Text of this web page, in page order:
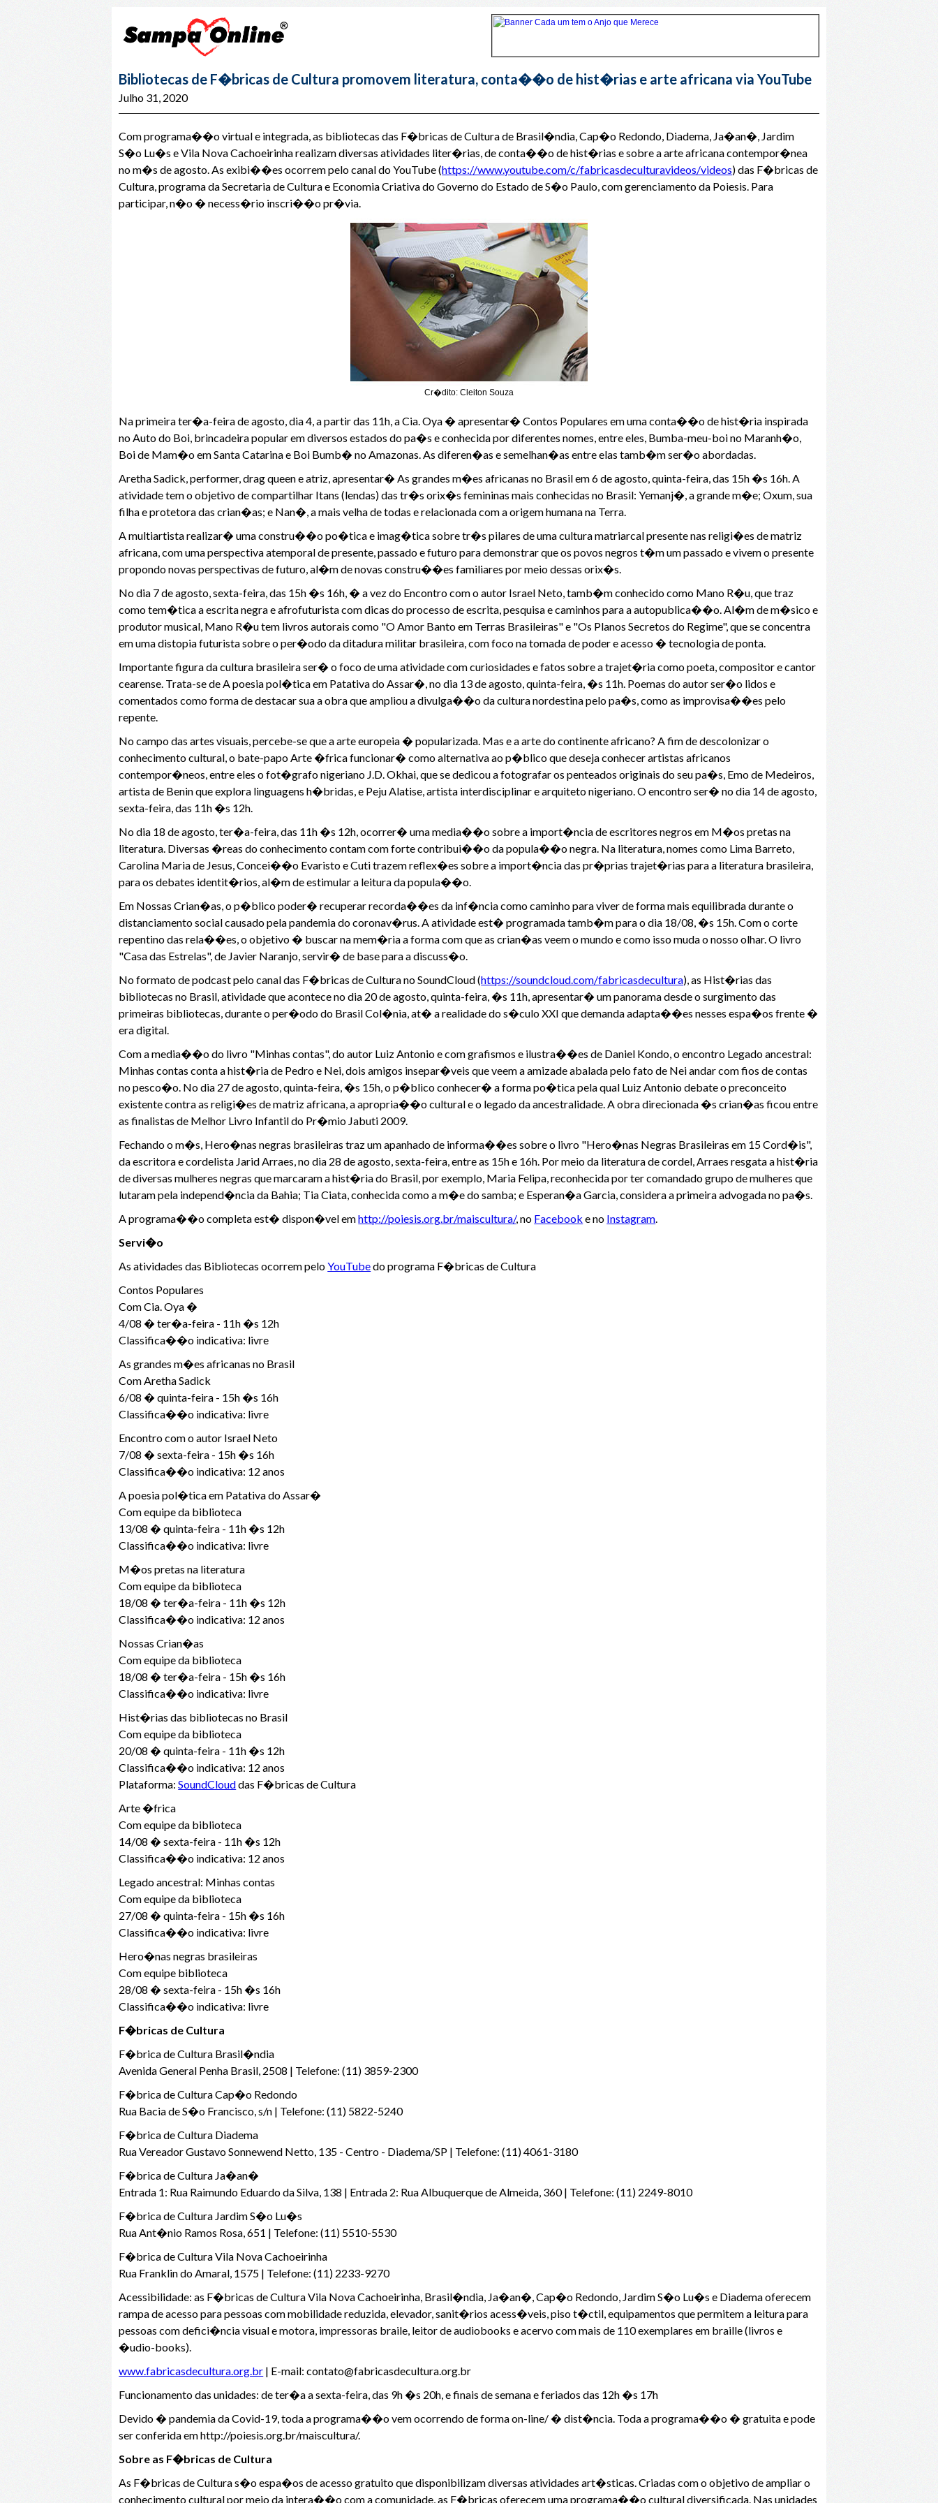
Bibliotecas de F�bricas de Cultura promovem literatura, conta��o de hist�rias e arte africana via YouTube
Julho 31, 2020
Com programa��o virtual e integrada, as bibliotecas das F�bricas de Cultura de Brasil�ndia, Cap�o Redondo, Diadema, Ja�an�, Jardim
S�o Lu�s e Vila Nova Cachoeirinha realizam diversas atividades liter�rias, de conta��o de hist�rias e sobre a arte africana contempor�nea
no m�s de agosto. As exibi��es ocorrem pelo canal do YouTube (https://www.youtube.com/c/fabricasdeculturavideos/videos) das F�bricas de
Cultura, programa da Secretaria de Cultura e Economia Criativa do Governo do Estado de S�o Paulo, com gerenciamento da Poiesis. Para
participar, n�o � necess�rio inscri��o pr�via.
Cr�dito: Cleiton Souza
Na primeira ter�a-feira de agosto, dia 4, a partir das 11h, a Cia. Oya � apresentar� Contos Populares em uma conta��o de hist�ria inspirada
no Auto do Boi, brincadeira popular em diversos estados do pa�s e conhecida por diferentes nomes, entre eles, Bumba-meu-boi no Maranh�o,
Boi de Mam�o em Santa Catarina e Boi Bumb� no Amazonas. As diferen�as e semelhan�as entre elas tamb�m ser�o abordadas.
Aretha Sadick, performer, drag queen e atriz, apresentar� As grandes m�es africanas no Brasil em 6 de agosto, quinta-feira, das 15h �s 16h. A
atividade tem o objetivo de compartilhar Itans (lendas) das tr�s orix�s femininas mais conhecidas no Brasil: Yemanj�, a grande m�e; Oxum, sua
filha e protetora das crian�as; e Nan�, a mais velha de todas e relacionada com a origem humana na Terra.
A multiartista realizar� uma constru��o po�tica e imag�tica sobre tr�s pilares de uma cultura matriarcal presente nas religi�es de matriz
africana, com uma perspectiva atemporal de presente, passado e futuro para demonstrar que os povos negros t�m um passado e vivem o presente
propondo novas perspectivas de futuro, al�m de novas constru��es familiares por meio dessas orix�s.
No dia 7 de agosto, sexta-feira, das 15h �s 16h, � a vez do Encontro com o autor Israel Neto, tamb�m conhecido como Mano R�u, que traz
como tem�tica a escrita negra e afrofuturista com dicas do processo de escrita, pesquisa e caminhos para a autopublica��o. Al�m de m�sico e
produtor musical, Mano R�u tem livros autorais como "O Amor Banto em Terras Brasileiras" e "Os Planos Secretos do Regime", que se concentra
em uma distopia futurista sobre o per�odo da ditadura militar brasileira, com foco na tomada de poder e acesso � tecnologia de ponta.
Importante figura da cultura brasileira ser� o foco de uma atividade com curiosidades e fatos sobre a trajet�ria como poeta, compositor e cantor
cearense. Trata-se de A poesia pol�tica em Patativa do Assar�, no dia 13 de agosto, quinta-feira, �s 11h. Poemas do autor ser�o lidos e
comentados como forma de destacar sua a obra que ampliou a divulga��o da cultura nordestina pelo pa�s, como as improvisa��es pelo
repente.
No campo das artes visuais, percebe-se que a arte europeia � popularizada. Mas e a arte do continente africano? A fim de descolonizar o
conhecimento cultural, o bate-papo Arte �frica funcionar� como alternativa ao p�blico que deseja conhecer artistas africanos
contempor�neos, entre eles o fot�grafo nigeriano J.D. Okhai, que se dedicou a fotografar os penteados originais do seu pa�s, Emo de Medeiros,
artista de Benin que explora linguagens h�bridas, e Peju Alatise, artista interdisciplinar e arquiteto nigeriano. O encontro ser� no dia 14 de agosto,
sexta-feira, das 11h �s 12h.
No dia 18 de agosto, ter�a-feira, das 11h �s 12h, ocorrer� uma media��o sobre a import�ncia de escritores negros em M�os pretas na
literatura. Diversas �reas do conhecimento contam com forte contribui��o da popula��o negra. Na literatura, nomes como Lima Barreto,
Carolina Maria de Jesus, Concei��o Evaristo e Cuti trazem reflex�es sobre a import�ncia das pr�prias trajet�rias para a literatura brasileira,
para os debates identit�rios, al�m de estimular a leitura da popula��o.
Em Nossas Crian�as, o p�blico poder� recuperar recorda��es da inf�ncia como caminho para viver de forma mais equilibrada durante o
distanciamento social causado pela pandemia do coronav�rus. A atividade est� programada tamb�m para o dia 18/08, �s 15h. Com o corte
repentino das rela��es, o objetivo � buscar na mem�ria a forma com que as crian�as veem o mundo e como isso muda o nosso olhar. O livro
"Casa das Estrelas", de Javier Naranjo, servir� de base para a discuss�o.
No formato de podcast pelo canal das F�bricas de Cultura no SoundCloud (https://soundcloud.com/fabricasdecultura), as Hist�rias das
bibliotecas no Brasil, atividade que acontece no dia 20 de agosto, quinta-feira, �s 11h, apresentar� um panorama desde o surgimento das
primeiras bibliotecas, durante o per�odo do Brasil Col�nia, at� a realidade do s�culo XXI que demanda adapta��es nesses espa�os frente �
era digital.
Com a media��o do livro "Minhas contas", do autor Luiz Antonio e com grafismos e ilustra��es de Daniel Kondo, o encontro Legado ancestral:
Minhas contas conta a hist�ria de Pedro e Nei, dois amigos insepar�veis que veem a amizade abalada pelo fato de Nei andar com fios de contas
no pesco�o. No dia 27 de agosto, quinta-feira, �s 15h, o p�blico conhecer� a forma po�tica pela qual Luiz Antonio debate o preconceito
existente contra as religi�es de matriz africana, a apropria��o cultural e o legado da ancestralidade. A obra direcionada �s crian�as ficou entre
as finalistas de Melhor Livro Infantil do Pr�mio Jabuti 2009.
Fechando o m�s, Hero�nas negras brasileiras traz um apanhado de informa��es sobre o livro "Hero�nas Negras Brasileiras em 15 Cord�is",
da escritora e cordelista Jarid Arraes, no dia 28 de agosto, sexta-feira, entre as 15h e 16h. Por meio da literatura de cordel, Arraes resgata a hist�ria
de diversas mulheres negras que marcaram a hist�ria do Brasil, por exemplo, Maria Felipa, reconhecida por ter comandado grupo de mulheres que
lutaram pela independ�ncia da Bahia; Tia Ciata, conhecida como a m�e do samba; e Esperan�a Garcia, considera a primeira advogada no pa�s.
A programa��o completa est� dispon�vel emhttp://poiesis.org.br/maiscultura/, no Facebook e no Instagram.
Servi�o
As atividades das Bibliotecas ocorrem peloYouTubedo programa F�bricas de Cultura
Contos Populares
Com Cia. Oya �
4/08 � ter�a-feira - 11h �s 12h
Classifica��o indicativa: livre
As grandes m�es africanas no Brasil
Com Aretha Sadick
6/08 � quinta-feira - 15h �s 16h
Classifica��o indicativa: livre
Encontro com o autor Israel Neto
7/08 � sexta-feira - 15h �s 16h
Classifica��o indicativa: 12 anos
A poesia pol�tica em Patativa do Assar�
Com equipe da biblioteca
13/08 � quinta-feira - 11h �s 12h
Classifica��o indicativa: livre
M�os pretas na literatura
Com equipe da biblioteca
18/08 � ter�a-feira - 11h �s 12h
Classifica��o indicativa: 12 anos
Nossas Crian�as
Com equipe da biblioteca
18/08 � ter�a-feira - 15h �s 16h
Classifica��o indicativa: livre
Hist�rias das bibliotecas no Brasil
Com equipe da biblioteca
20/08 � quinta-feira - 11h �s 12h
Classifica��o indicativa: 12 anos
Plataforma:SoundClouddas F�bricas de Cultura
Arte �frica
Com equipe da biblioteca
14/08 � sexta-feira - 11h �s 12h
Classifica��o indicativa: 12 anos
Legado ancestral: Minhas contas
Com equipe da biblioteca
27/08 � quinta-feira - 15h �s 16h
Classifica��o indicativa: livre
Hero�nas negras brasileiras
Com equipe biblioteca
28/08 � sexta-feira - 15h �s 16h
Classifica��o indicativa: livre
F�bricas de Cultura
F�brica de Cultura Brasil�ndia
Avenida General Penha Brasil, 2508 | Telefone: (11) 3859-2300
F�brica de Cultura Cap�o Redondo
Rua Bacia de S�o Francisco, s/n | Telefone: (11) 5822-5240
F�brica de Cultura Diadema
Rua Vereador Gustavo Sonnewend Netto, 135 - Centro - Diadema/SP | Telefone: (11) 4061-3180
F�brica de Cultura Ja�an�
Entrada 1: Rua Raimundo Eduardo da Silva, 138 | Entrada 2: Rua Albuquerque de Almeida, 360 | Telefone: (11) 2249-8010
F�brica de Cultura Jardim S�o Lu�s
Rua Ant�nio Ramos Rosa, 651 | Telefone: (11) 5510-5530
F�brica de Cultura Vila Nova Cachoeirinha
Rua Franklin do Amaral, 1575 | Telefone: (11) 2233-9270
Acessibilidade: as F�bricas de Cultura Vila Nova Cachoeirinha, Brasil�ndia, Ja�an�, Cap�o Redondo, Jardim S�o Lu�s e Diadema oferecem
rampa de acesso para pessoas com mobilidade reduzida, elevador, sanit�rios acess�veis, piso t�ctil, equipamentos que permitem a leitura para
pessoas com defici�ncia visual e motora, impressoras braile, leitor de audiobooks e acervo com mais de 110 exemplares em braille (livros e
�udio-books).
www.fabricasdecultura.org.br | E-mail: contato@fabricasdecultura.org.br
Funcionamento das unidades: de ter�a a sexta-feira, das 9h �s 20h, e finais de semana e feriados das 12h �s 17h
Devido � pandemia da Covid-19, toda a programa��o vem ocorrendo de forma on-line/ � dist�ncia. Toda a programa��o � gratuita e pode
ser conferida em http://poiesis.org.br/maiscultura/.
Sobre as F�bricas de Cultura
As F�bricas de Cultura s�o espa�os de acesso gratuito que disponibilizam diversas atividades art�sticas. Criadas com o objetivo de ampliar o
conhecimento cultural por meio da intera��o com a comunidade, as F�bricas oferecem uma programa��o cultural diversificada. Nas unidades